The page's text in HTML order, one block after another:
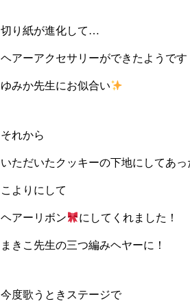
切り紙が進化して…
ヘアーアクセサリーができたようです
ゆみか先生にお似合い
それから
いただいたクッキーの下地にしてあっ
こよりにして
ヘアーリボン にしてくれました！
まきこ先生の三つ編みヘヤーに！
今度歌うときステージで